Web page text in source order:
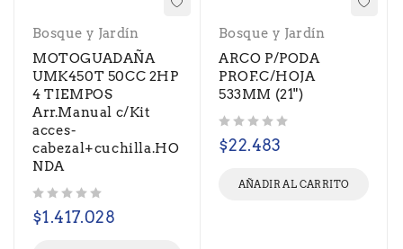
Bosque y Jardín
MOTOGUADAÑA
UMK450T 50CC 2HP
4 TIEMPOS
Arr.Manual c/Kit
acces-
cabezal+cuchilla.HO
NDA
$1.417.028
Bosque y Jardín
ARCO P/PODA
PROF.C/HOJA
533MM (21")
$22.483
AÑADIR AL CARRITO